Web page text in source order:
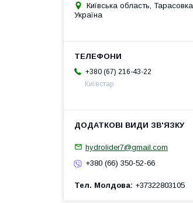
Київська область, Тарасовка,
Україна
+380 (67) 216-43-22
Київстар
hydrolider7@gmail.com
+380 (66) 350-52-66
Тел. Молдова +37322803105